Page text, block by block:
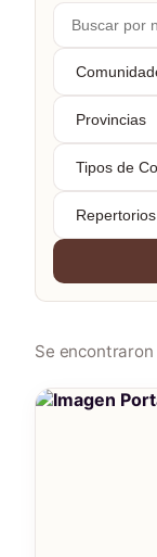
Buscar
por
nombre...
Comunidades
Autónomas
Provincias
Tipos
Coro
Repertorios
Se encontraron